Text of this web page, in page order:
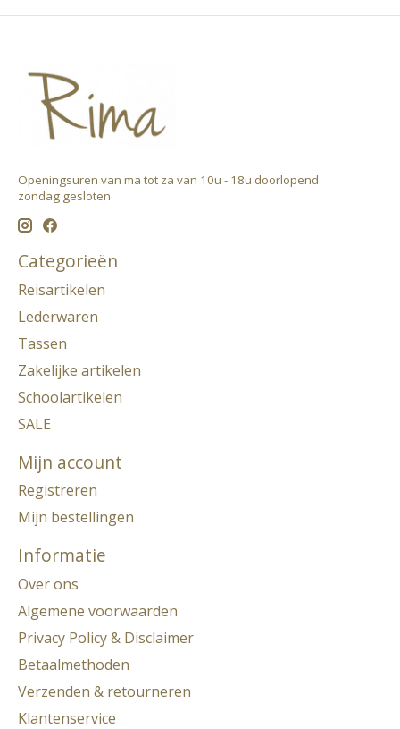
Openingsuren van ma tot za van 10u - 18u doorlopend ​
zondag gesloten
Categorieën
Reisartikelen
Lederwaren
Tassen
Zakelijke artikelen
Schoolartikelen
SALE
Mijn account
Registreren
Mijn bestellingen
Informatie
Over ons
Algemene voorwaarden
Privacy Policy & Disclaimer
Betaalmethoden
Verzenden & retourneren
Klantenservice